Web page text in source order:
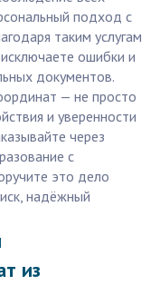
подход с
таким услугам
ошибки и
документов.
— не просто
и уверенности
через
с
это дело
надёжный
из